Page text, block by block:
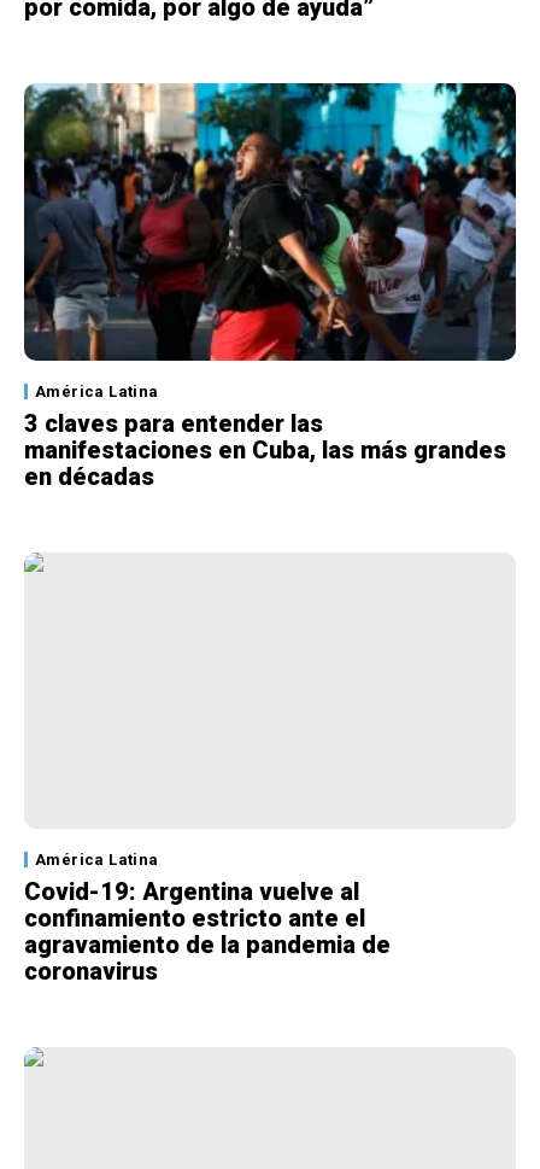
por comida, por algo de ayuda”
América Latina
3 claves para entender las
manifestaciones en Cuba, las más grandes
en décadas
América Latina
Covid-19: Argentina vuelve al
confinamiento estricto ante el
agravamiento de la pandemia de
coronavirus